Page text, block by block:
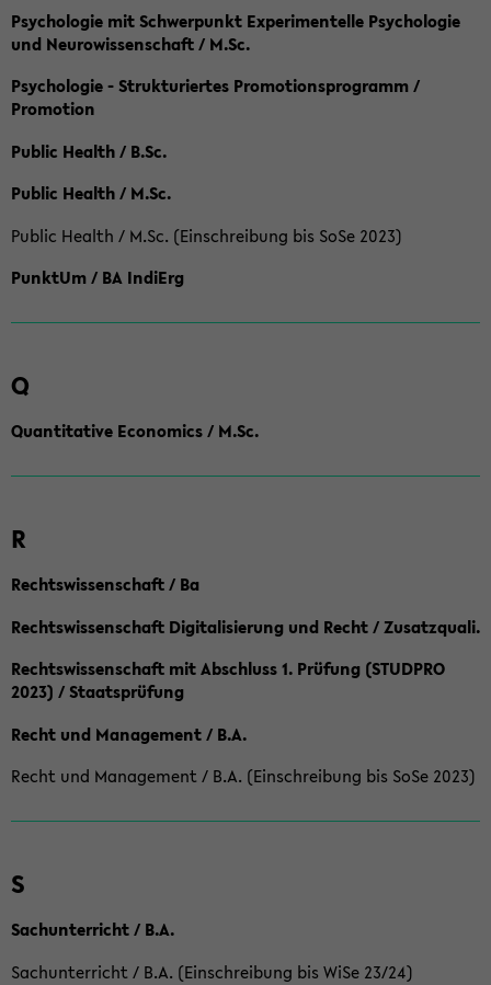
Psychologie mit Schwerpunkt Experimentelle Psychologie
und Neurowissenschaft / M.Sc.
Psychologie - Strukturiertes Promotionsprogramm /
Promotion
Public Health / B.Sc.
Public Health / M.Sc.
Public Health / M.Sc. (Einschreibung bis SoSe 2023)
PunktUm / BA IndiErg
Q
Quantitative Economics / M.Sc.
R
Rechtswissenschaft / Ba
Rechtswissenschaft Digitalisierung und Recht / Zusatzquali.
Rechtswissenschaft mit Abschluss 1. Prüfung (STUDPRO
2023) / Staatsprüfung
Recht und Management / B.A.
Recht und Management / B.A. (Einschreibung bis SoSe 2023)
S
Sachunterricht / B.A.
Sachunterricht / B.A. (Einschreibung bis WiSe 23/24)